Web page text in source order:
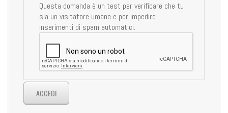
Questa domanda è un test per verificare che tu
sia un visitatore umano e per impedire
inserimenti di spam automatici.